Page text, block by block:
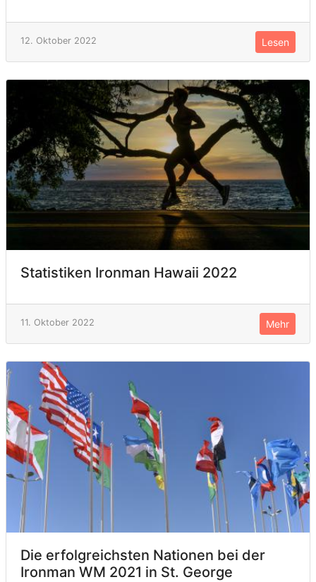
12. Oktober 2022 Lesen
Statistiken Ironman Hawaii 2022
11. Oktober 2022 Mehr
Die erfolgreichsten Nationen bei der
Ironman WM 2021 in St. George